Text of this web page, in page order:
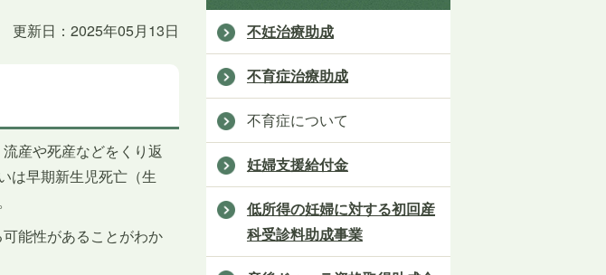
更新日：2025年05月13日
産や死産などをくり返
は早期新生児死亡（生
能性があることがわか
不妊治療助成
不育症治療助成
不育症について
妊婦支援給付金
低所得の妊婦に対する初回産
科受診料助成事業